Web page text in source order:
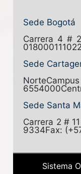
Sede Bogotá
Carrera 4 #
018000111022
Sede
Norte
6554000
Sede Santa
Carrera 2 #
9334Fax:
Sistema